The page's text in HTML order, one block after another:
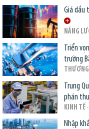
Giá dầu
NĂNG
Triển
trường
Trung
phán
KINH TẾ-
Nhập